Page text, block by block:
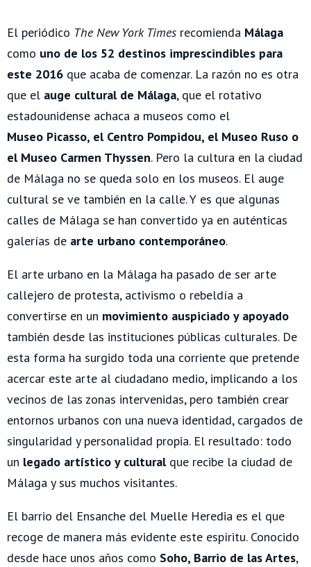
El periódico The New York Times recomienda Málaga
como uno de los 52 destinos imprescindibles para
este 2016 que acaba de comenzar. La razón no es otra
que el auge cultural de Málaga, que el rotativo
estadounidense achaca a museos como el
Museo Picasso, el Centro Pompidou, el Museo Ruso o
el Museo Carmen Thyssen. Pero la cultura en la ciudad
de Málaga no se queda solo en los museos. El auge
cultural se ve también en la calle. Y es que algunas
calles de Málaga se han convertido ya en auténticas
galerías de arte urbano contemporáneo.
El arte urbano en la Málaga ha pasado de ser arte
callejero de protesta, activismo o rebeldía a
convertirse en un movimiento auspiciado y apoyado
también desde las instituciones públicas culturales. De
esta forma ha surgido toda una corriente que pretende
acercar este arte al ciudadano medio, implicando a los
vecinos de las zonas intervenidas, pero también crear
entornos urbanos con una nueva identidad, cargados de
singularidad y personalidad propia. El resultado: todo
un legado artístico y cultural que recibe la ciudad de
Málaga y sus muchos visitantes.
El barrio del Ensanche del Muelle Heredia es el que
recoge de manera más evidente este espíritu. Conocido
desde hace unos años como Soho, Barrio de las Artes,